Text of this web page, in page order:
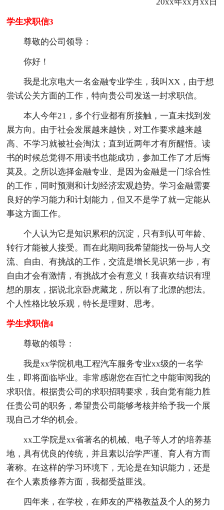
学生求职信3
尊敬的公司领导：
你好！
我是北京电大一名金融专业学生，我叫XX，由于想
尝试公关方面的工作，特向贵公司发送一封求职信。
本人今年21，多个行业都有所接触，一直未找到发
展方向。由于社会发展越来越快，对工作要求越来越
高、不学习就被社会淘汰；直到近两年才有所醒悟。读
书的时候总觉得不用读书也能成功，参加工作了才后悔
莫及。之所以选择金融专业、是因为金融是一门综合性
的工作，同时预测和计划经济宏观趋势。学习金融需要
良好的学习能力和计划能力，但又不是学了就一定能从
事这方面工作。
个人认为它是知识累积的沉淀，只有到认可年龄、
转行才能被人接受。而在此期间我希望能找一份与人交
流、自由、有挑战的工作，交流是增长见识第一步，有
自由才会有激情，有挑战才会有意义！我喜欢结识有理
想的朋友，据说北京卧虎藏龙，所以有了北漂的想法。
个人性格比较乐观，特长是理财、思考。
学生求职信4
尊敬的领导：
我是xx学院机电工程汽车服务专业xx级的一名学
生，即将面临毕业。非常感谢您在百忙之中能审阅我的
求职信。根据贵公司的求职招聘要求，我自觉有能力胜
任贵公司的职务，希望贵公司能够考核并给予我一个展
现自己才华的机会。
xx工学院是xx省著名的机械、电子等人才的培养基
地，具有优良的传统，并且素以治学严谨、育人有方而
著称。在这样的学习环境下，无论是在知识能力，还是
在个人素质修养方面，我都受益匪浅。
四年来，在学校，在师友的严格教益及个人的努力